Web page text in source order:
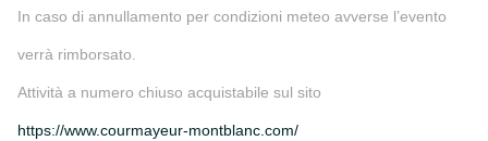
In caso di annullamento per condizioni meteo avverse l’evento
verrà rimborsato.
Attività a numero chiuso acquistabile sul sito
https://www.courmayeur-montblanc.com/